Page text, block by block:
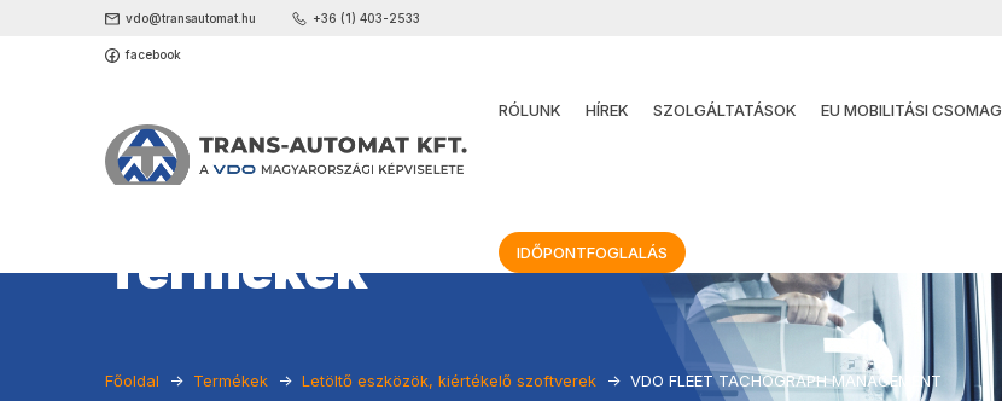
vdo@transautomat.hu +36 (1) 403-2533
facebook
RÓLUNK HÍREK SZOLGÁLTATÁSOK EU MOBILITÁSI CSOMAG
IDŐPONTFOGLALÁS
Termékek
Főoldal Termékek Letöltő eszközök, kiértékelő szoftverek VDO FLEET TACHOGRAPH MANAGEMENT